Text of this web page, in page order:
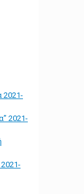
2021-
2021-